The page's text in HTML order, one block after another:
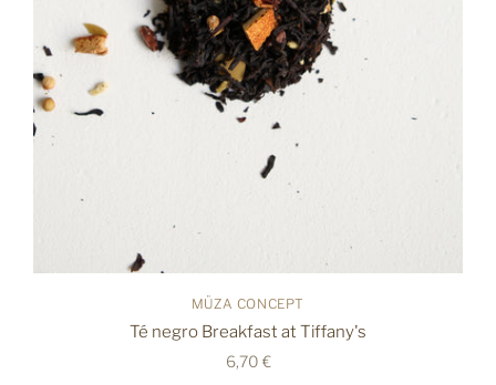
MÜZA CONCEPT
Té negro Breakfast at Tiffany's
6,70 €